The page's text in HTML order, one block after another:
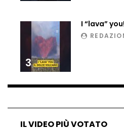
all’improvviso
Auto fuori
Russia sotto
rompighiaccio a
3
I “lava”
IL VIDEO PIÙ VOTATO